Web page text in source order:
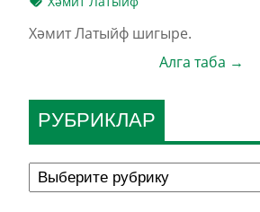
Хәмит Латыйф шигыре.
Алга таба →
РУБРИКЛАР